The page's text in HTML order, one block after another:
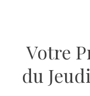
Votre
du